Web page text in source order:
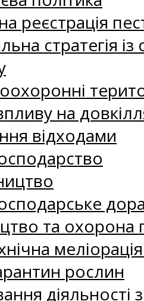
реєстрація
стратегія
на
відходами
та
рослин